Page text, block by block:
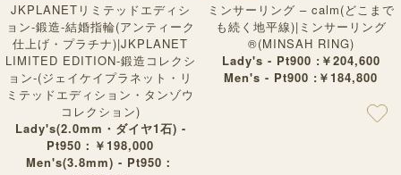
JKPLANETリミテッドエディシ
ョン-鍛造-結婚指輪(アンティーク
仕上げ・プラチナ)|JKPLANET
LIMITED EDITION-鍛造コレクシ
ョン-(ジェイケイプラネット・リ
ミテッドエディション・タンゾウ
コレクション)
Lady's(2.0mm・ダイヤ1石) -
Pt950：￥198,000
Men's(3.8mm) - Pt950：
ミンサーリング – calm(どこまで
も続く地平線)|ミンサーリング
®︎(MINSAH RING)
Lady's - Pt900 :￥204,600
Men's - Pt900 :￥184,800